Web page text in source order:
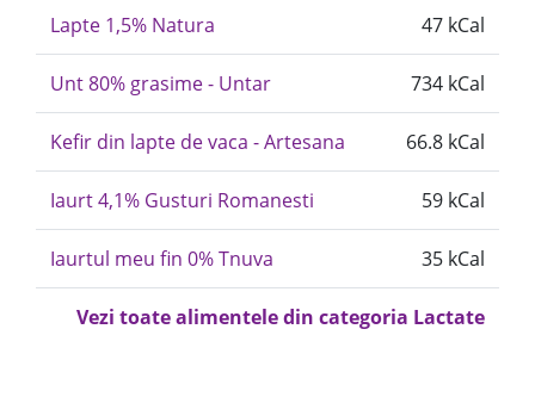
Lapte 1,5% Natura 47 kCal
Unt 80% grasime - Untar 734 kCal
Kefir din lapte de vaca - Artesana 66.8 kCal
Iaurt 4,1% Gusturi Romanesti 59 kCal
Iaurtul meu fin 0% Tnuva 35 kCal
Vezi toate alimentele din categoria Lactate